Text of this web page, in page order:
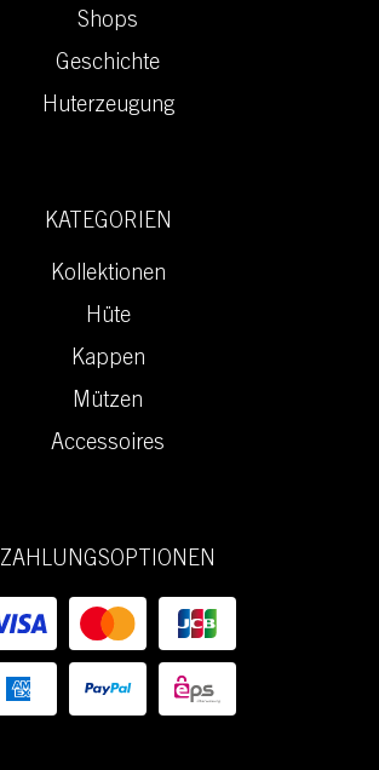
Shops
Geschichte
Huterzeugung
KATEGORIEN
Kollektionen
Hüte
Kappen
Mützen
Accessoires
ZAHLUNGSOPTIONEN